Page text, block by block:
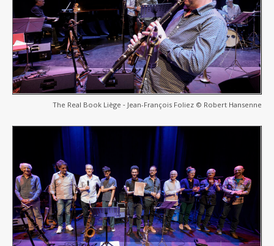
The Real Book Liège ‐ Jean-François Foliez © Robert Hansenne